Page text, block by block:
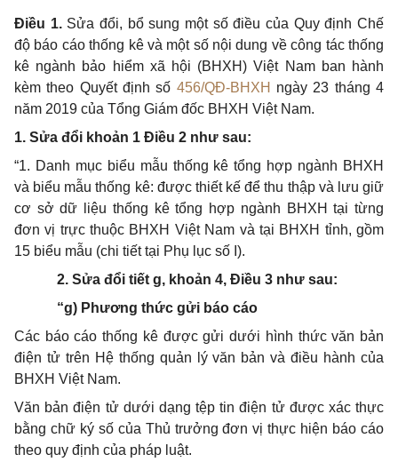
Điều 1. Sửađổi, bổsung một số điều của Quy định Chế
độ báo cáo thống kê và một số nội dung về công tác thống
kê ngành bảo hiểmxã hội (BHXH) Việt Nam ban hành
kèm theo Quyết định số 456/QĐ-BHXH ngày 23 tháng 4
năm 2019 của Tổng Giám đốc BHXH Việt Nam.
1. Sửa đổi khoản 1 Điều 2 như sau:
“1. Danh mục biểu mẫu thống kê tổng hợp ngành BHXH
và biểu mẫu thống kê: được thiết kế để thu thập và lưu giữ
cơ sở dữ liệu thống kê tổng hợp ngành BHXH tại từng
đơn vị trực thuộc BHXH Việt Nam và tại BHXH tỉnh, gồm
15 biểu mẫu (chi tiết tại Phụ lục số I).
2. Sửa đổi tiết g, khoản 4, Điều 3 như sau:
“g) Phương thức gửi báo cáo
Các báo cáo thống kê được gửi dưới hình thức văn bản
điện tử trên Hệ thống quản lý văn bản và điều hành của
BHXH Việt Nam.
Văn bản điện tử dưới dạng tệp tin điện tử được xác thực
bằng chữký số của Thủ trưởng đơn vị thực hiện báo cáo
theo quy định của pháp luật.